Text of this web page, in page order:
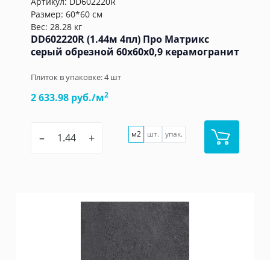
Размер: 60*60 см
Вес: 28.28 кг
DD602220R (1.44м 4пл) Про Матрикс
серый обрезной 60x60x0,9 керамогранит
Плиток в упаковке:4шт
2 633.98 руб./м2
– + м2 шт. упак.